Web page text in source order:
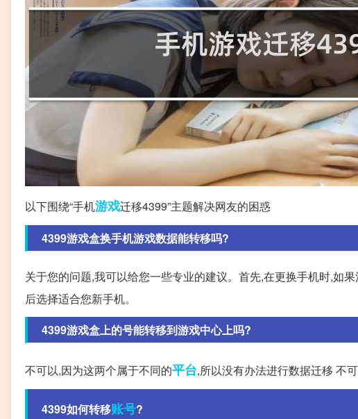
以下围绕“手机游戏迁移4399”主题解决网友的困惑
4399游戏盒换手机游戏数据能转移吗?
关于您的问题,我可以给您一些专业的建议。首先,在更换手机时,如
后选择适合您新手机。
4399游戏盒上的号能转移到游戏中心上吗?
不可以,因为这两个属于不同的平台,所以没有办法进行数据迁移 不
4399如何转移账号?